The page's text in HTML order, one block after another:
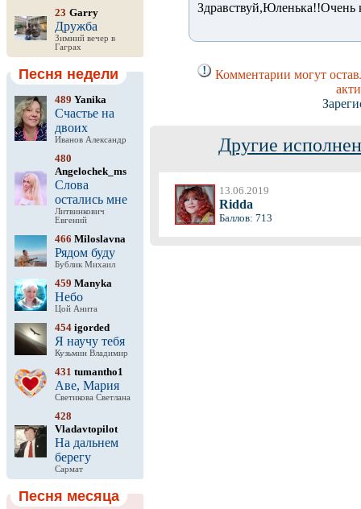
23 Garry
Дружба
Зимний вечер в
Гаграх
Песня недели
489 Yanika
Счастье на
двоих
Иванов Александр
480
Angelochek_ms
Слова
остались мне
Литвинкович
Евгений
466 Miloslavna
Рядом буду
Бублик Михаил
459 Manyka
Небо
Цой Анита
454 igorded
Я научу тебя
Кузьмин Владимир
431 tumantho1
Аве, Мария
Светикова Светлана
428
Vladavtopilot
На дальнем
берегу
Сармат
Песня месяца
Здравствуй,Юленька!!Очень
Комментарии могут
Другие
13.06.2019
Ridda
Баллов: 713